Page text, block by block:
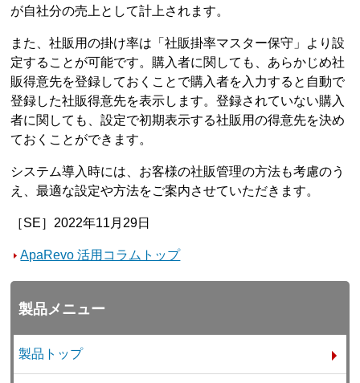
が自社分の売上として計上されます。
また、社販用の掛け率は「社販掛率マスター保守」より設
定することが可能です。購入者に関しても、あらかじめ社
販得意先を登録しておくことで購入者を入力すると自動で
登録した社販得意先を表示します。登録されていない購入
者に関しても、設定で初期表示する社販用の得意先を決め
ておくことができます。
システム導入時には、お客様の社販管理の方法も考慮のう
え、最適な設定や方法をご案内させていただきます。
［SE］2022年11月29日
ApaRevo 活用コラムトップ
製品メニュー
製品トップ